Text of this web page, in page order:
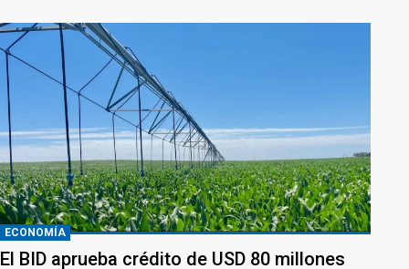
ECONOMÍA
El BID aprueba crédito de USD 80 millones